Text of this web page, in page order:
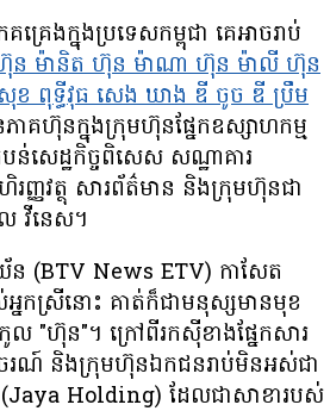
េង​ក្នុង​ប្រទេស​កម្ពុជា គេ​អាច​រាប់​
ម៉ានិត ហ៊ុន ម៉ាណា ហ៊ុន ម៉ាលី ហ៊ុន
ខ ពុទ្ធីវុធ សេង ឃាង ឌី ចូច ឌី ប្រឹម
គហ៊ុន​ក្នុង​ក្រុមហ៊ុន​ផ្នែក​ឧស្សាហកម្ម
ន់​សេដ្ឋកិច្ច​ពិសេស សណ្ឋាគារ
ញវត្ថុ សារព័ត៌មាន និង​ក្រុមហ៊ុន​ជា​
ល វីនេស។
(BTV News ETV) កាសែត​
នកស្រី​នោះ គាត់​ក៏​ជា​មនុស្ស​មាន​មុខ​
ល "ហ៊ុន"។ ក្រៅ​ពី​​រក​ស៊ី​ខាង​ផ្នែក​សារ
រណ៍ និង​ក្រុមហ៊ុន​ឯកជន​រាប់​មិន​អស់​ជា​
Holding) ដែល​ជា​សាខា​របស់​